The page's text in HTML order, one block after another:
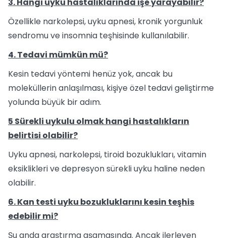
Özellikle narkolepsi, uyku apnesi, kronik yorgunluk
sendromu ve insomnia teşhisinde kullanılabilir.
4. Tedavi mümkün mü?
Kesin tedavi yöntemi henüz yok, ancak bu
moleküllerin anlaşılması, kişiye özel tedavi geliştirme
yolunda büyük bir adım.
5 Sürekli uykulu olmak hangi hastalıkların
belirtisi olabilir?
Uyku apnesi, narkolepsi, tiroid bozuklukları, vitamin
eksiklikleri ve depresyon sürekli uyku haline neden
olabilir.
6. Kan testi uyku bozukluklarını kesin teşhis
edebilir mi?
Şu anda araştırma aşamasında. Ancak ilerleyen